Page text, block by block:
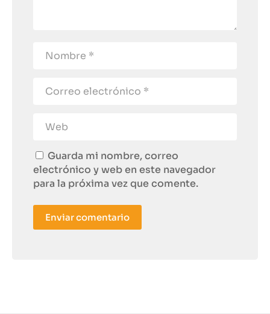
Guarda mi nombre, correo
electrónico y web en este navegador
para la próxima vez que comente.
Enviar comentario